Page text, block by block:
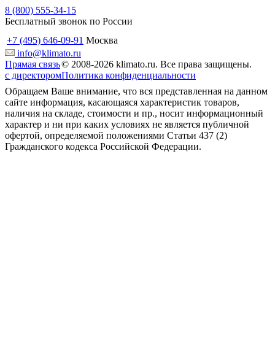
8 (800) 555-34-15
Бесплатный звонок по России
+7 (495) 646-09-91 Москва
info@klimato.ru
Прямая связь
с директором
© 2008-2026 klimato.ru. Все права защищены.
Политика конфиденциальности
Обращаем Ваше внимание, что вся представленная на данном
сайте информация, касающаяся характеристик товаров,
наличия на складе, стоимости и пр., носит информационный
характер и ни при каких условиях не является публичной
офертой, определяемой положениями Статьи 437 (2)
Гражданского кодекса Российской Федерации.